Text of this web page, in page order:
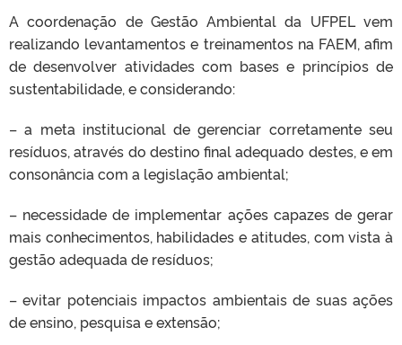
A coordenação de Gestão Ambiental da UFPEL vem
realizando levantamentos e treinamentos na FAEM, afim
de desenvolver atividades com bases e princípios de
sustentabilidade, e considerando:
– a meta institucional de gerenciar corretamente seu
resíduos, através do destino final adequado destes, e em
consonância com a legislação ambiental;
– necessidade de implementar ações capazes de gerar
mais conhecimentos, habilidades e atitudes, com vista à
gestão adequada de resíduos;
– evitar potenciais impactos ambientais de suas ações
de ensino, pesquisa e extensão;